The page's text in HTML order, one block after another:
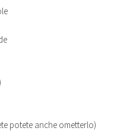
potete anche ometterlo)